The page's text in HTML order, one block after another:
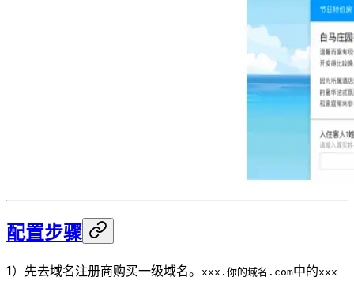
配置步骤
1）先去域名注册商购买一级域名。 xxx.你的域名.com中的xxx